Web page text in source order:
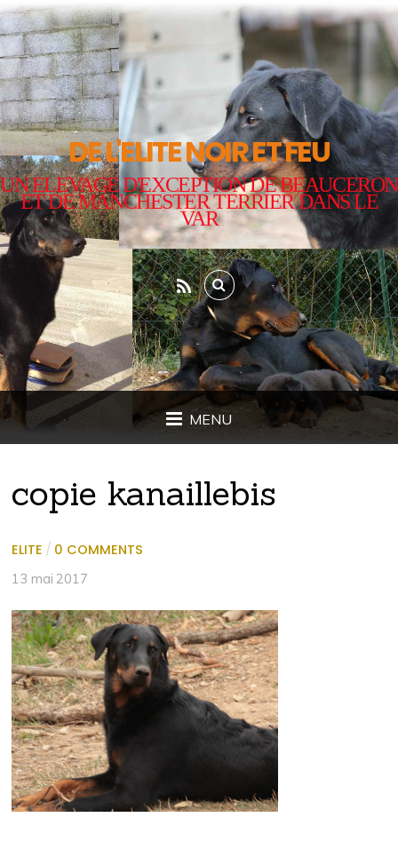
DE L'ELITE NOIR ET FEU
UN ELEVAGE D'EXCEPTION DE BEAUCERON
ET DE MANCHESTER TERRIER DANS LE
VAR
MENU
copie kanaillebis
ELITE / 0 COMMENTS
13 mai 2017